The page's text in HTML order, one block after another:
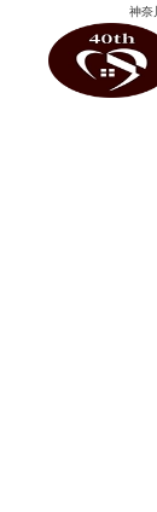
神奈
ダイト